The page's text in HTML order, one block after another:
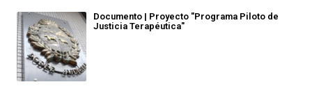
Documento | Proyecto "Programa Piloto de
Justicia Terapéutica"